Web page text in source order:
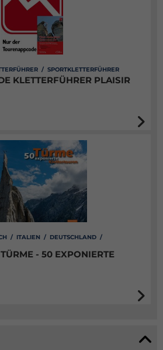
/ SPORTKLETTERFÜHRER
KLETTERFÜHRER PLAISIR
/ ITALIEN / DEUTSCHLAND /
- 50 EXPONIERTE